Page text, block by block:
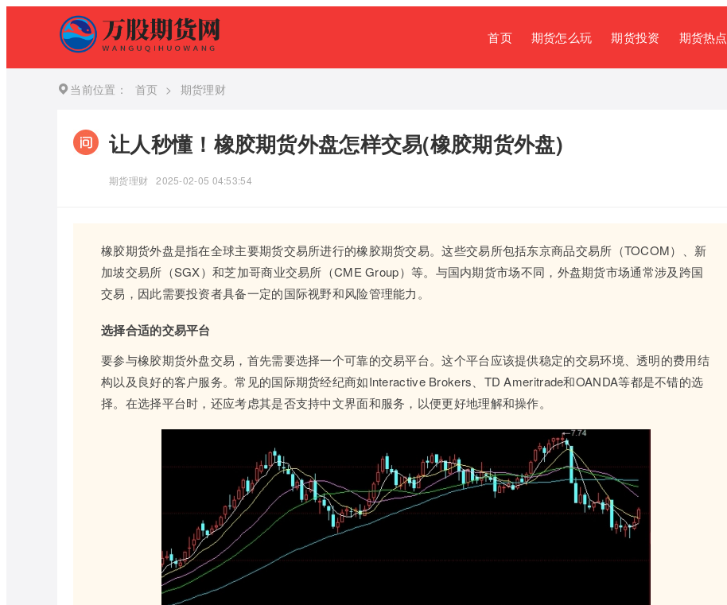
首页 期货怎么玩 期货投资 期货热点
当前位置： 首页 > 期货理财
让人秒懂！橡胶期货外盘怎样交易(橡胶期货外盘)
期货理财 2025-02-05 04:53:54
橡胶期货外盘是指在全球主要期货交易所进行的橡胶期货交易。这些交易所包括东京商品交易所（TOCOM）、新
加坡交易所（SGX）和芝加哥商业交易所（CME Group）等。与国内期货市场不同，外盘期货市场通常涉及跨国
交易，因此需要投资者具备一定的国际视野和风险管理能力。
选择合适的交易平台
要参与橡胶期货外盘交易，首先需要选择一个可靠的交易平台。这个平台应该提供稳定的交易环境、透明的费用结
构以及良好的客户服务。常见的国际期货经纪商如Interactive Brokers、TD Ameritrade和OANDA等都是不错的选
择。在选择平台时，还应考虑其是否支持中文界面和服务，以便更好地理解和操作。